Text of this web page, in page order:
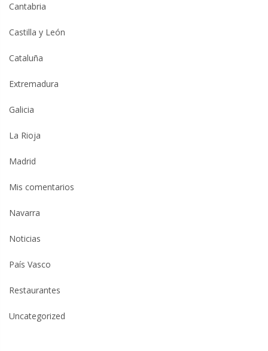
Cantabria
Castilla y León
Cataluña
Extremadura
Galicia
La Rioja
Madrid
Mis comentarios
Navarra
Noticias
País Vasco
Restaurantes
Uncategorized